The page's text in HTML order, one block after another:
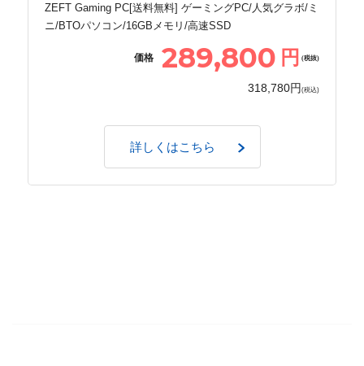
ZEFT Gaming PC[送料無料] ゲーミングPC/人気グラボ/ミ
ニ/BTOパソコン/16GBメモリ/高速SSD
価格 289,800 円 (税抜)
318,780円 (税込)
詳しくはこちら